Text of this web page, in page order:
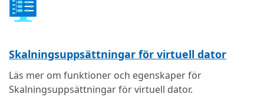
Skalningsuppsättningar för virtuell dator
Läs mer om funktioner och egenskaper för
Skalningsuppsättningar för virtuell dator.